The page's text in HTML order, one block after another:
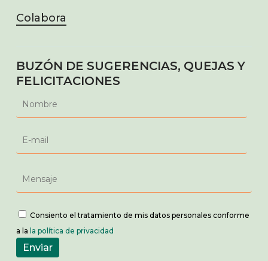
Colabora
BUZÓN DE SUGERENCIAS, QUEJAS Y
FELICITACIONES
Consiento el tratamiento de mis datos personales conforme
a la la política de privacidad